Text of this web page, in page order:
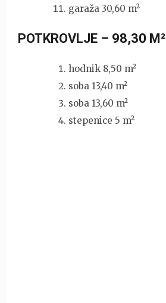
garaža 30,60 m²
POTKROVLJE – 98,30 M²
hodnik 8,50 m²
soba 13,40 m²
soba 13,60 m²
stepenice 5 m²